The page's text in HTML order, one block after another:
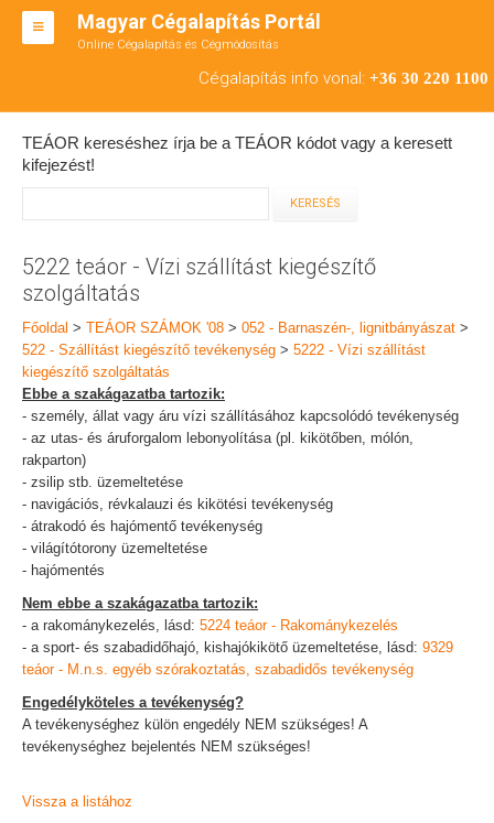
Magyar Cégalapítás Portál
Online Cégalapítás és Cégmódosítás
Cégalapítás info vonal: +36 30 220 1100
BT ALAPÍTÁS
RT ALAPÍTÁS
TEÁOR SZÁMOK '08
KAPCSOLAT
TEÁOR kereséshez írja be a TEÁOR kódot vagy a keresett
kifejezést!
5222 teáor - Vízi szállítást kiegészítő
szolgáltatás
Főoldal > TEÁOR SZÁMOK '08 > 052 - Barnaszén-, lignitbányászat >
522 - Szállítást kiegészítő tevékenység > 5222 - Vízi szállítást
kiegészítő szolgáltatás
Ebbe a szakágazatba tartozik:
- személy, állat vagy áru vízi szállításához kapcsolódó tevékenység
- az utas- és áruforgalom lebonyolítása (pl. kikötőben, mólón,
rakparton)
- zsilip stb. üzemeltetése
- navigációs, révkalauzi és kikötési tevékenység
- átrakodó és hajómentő tevékenység
- világítótorony üzemeltetése
- hajómentés
Nem ebbe a szakágazatba tartozik:
- a rakománykezelés, lásd: 5224 teáor - Rakománykezelés
- a sport- és szabadidőhajó, kishajókikötő üzemeltetése, lásd: 9329
teáor - M.n.s. egyéb szórakoztatás, szabadidős tevékenység
Engedélyköteles a tevékenység?
A tevékenységhez külön engedély NEM szükséges! A
tevékenységhez bejelentés NEM szükséges!
Vissza a listához